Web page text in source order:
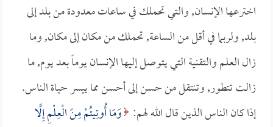
اخترعها الإنسان, والتي تحملك في ساعات معدودة من بلد إلى
بلد, ولربما في أقل من الساعة, تحملك من مكان إلى مكان, وما
زال العلم والتقنية التي يتوصل إليها الإنسان يوماً بعد يوم, ما
زالت تتطور, وتنتقل من حسن إلى أحسن مما ييسر حياة الناس.
إذا كان الناس الذين قال الله لهم: وَمَا أُوتِيتُمْ مِنَ الْعِلْمِ إِلَّا